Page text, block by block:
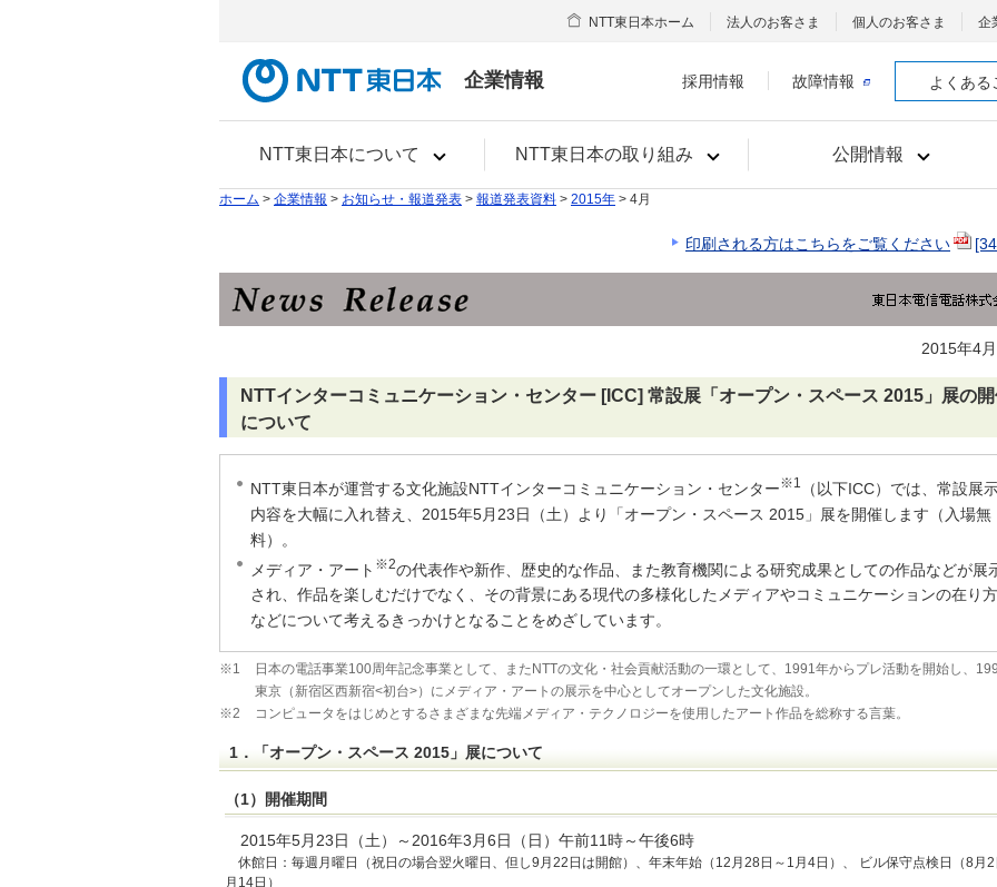
企業情報
NTT東日本について NTT東日本の取り組み 公開情報
NTT東日本ホーム 法人のお客さま 個人のお客さま 企
採用情報 故障情報 よくある
ホーム > 企業情報 > お知らせ・報道発表 > 報道発表資料 > 2015年 > 4月
印刷される方はこちらをご覧ください
2015年4
NTTインターコミュニケーション・センター [ICC] 常設展「オープン・スペース 2015」展の
について
NTT東日本が運営する文化施設NTTインターコミュニケーション・センター※1
（以下ICC）では、常設展
内容を大幅に入れ替え、2015年5月23日（土）より「オープン・スペース 2015」展を開催します（入場無
料）。
メディア・アート ※2の代表作や新作、歴史的な作品、また教育機関による研究成果としての作品などが展
され、作品を楽しむだけでなく、その背景にある現代の多様化したメディアやコミュニケーションの在り方
などについて考えるきっかけとなることをめざしています。
※1
日本の電話事業100周年記念事業として、またNTTの文化・社会貢献活動の一環として、1991年からプレ活動を開始し、
東京（新宿区西新宿<初台>）にメディア・アートの展示を中心としてオープンした文化施設。
※2
コンピュータをはじめとするさまざまな先端メディア・テクノロジーを使用したアート作品を総称する言葉。
1．「オープン・スペース 2015」展について
（1）開催期間
2015年5月23日（土）～2016年3月6日（日）午前11時～午後6時
休館日：毎週月曜日（祝日の場合翌火曜日、但し9月22日は開館）、年末年始（12月28日～1月4日）、 ビル保守点検日（8月2
月14日）